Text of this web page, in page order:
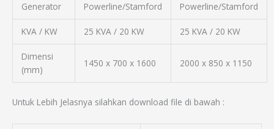
Generator Powerline/Stamford Powerline/Stamford
KVA / KW 25 KVA / 20 KW 25 KVA / 20 KW
Dimensi
(mm)
1450 x 700 x 1600 2000 x 850 x 1150
Untuk Lebih Jelasnya silahkan download file di bawah :